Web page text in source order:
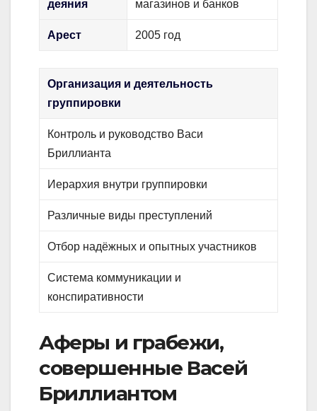
деяния магазинов и банков
Арест 2005 год
Организация и деятельность
группировки
Контроль и руководство Васи
Бриллианта
Иерархия внутри группировки
Различные виды преступлений
Отбор надёжных и опытных участников
Система коммуникации и
конспиративности
Аферы и грабежи,
совершенные Васей
Бриллиантом